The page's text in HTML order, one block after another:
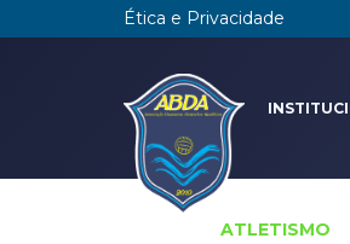
Ética e Privacidade
ATLETISMO